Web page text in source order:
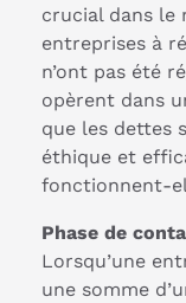
crucial dans le
entreprises à
n’ont pas été
opèrent dans
que les dettes
éthique et
fonctionnent-
Phase de
Lorsqu’une
une somme